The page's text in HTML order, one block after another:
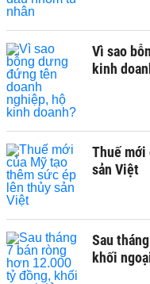
Vì sao
kinh
Thuế mới
sản Việt
Sau
khối